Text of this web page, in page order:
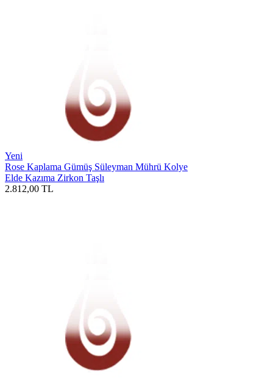
Yeni
Rose Kaplama Gümüş Süleyman Mührü Kolye
Elde Kazıma Zirkon Taşlı
2.812,00 TL